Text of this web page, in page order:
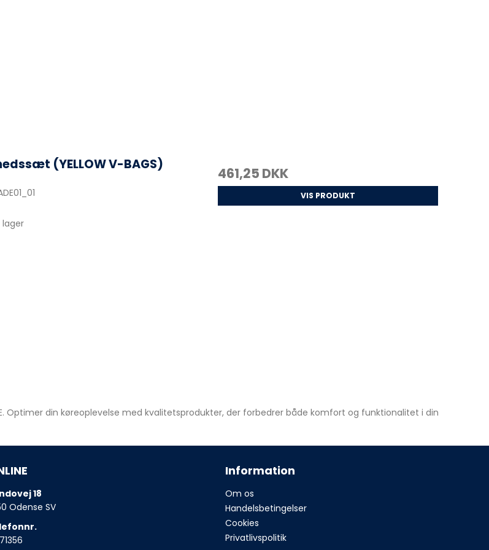
(YELLOW V-BAGS)
lager
461,25 DKK
VIS PRODUKT
Optimer din køreoplevelse med kvalitetsprodukter, der forbedrer både komfort og funktionalitet i din
18
Odense SV
Information
Om os
Handelsbetingelser
Cookies
Privatlivspolitik